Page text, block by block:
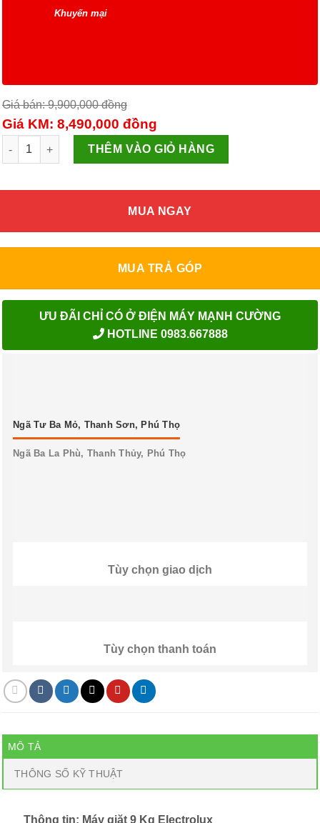
Khuyến mại
Giá bán: 9,900,000đồng
Giá KM: 8,490,000 đồng
Máy giặt 9 Kg Electrolux EWF9025BQWA Inverter số lượng
THÊM VÀO GIỎ HÀNG
MUA NGAY
MUA TRẢ GÓP
ƯU ĐÃI CHỈ CÓ Ở ĐIỆN MÁY MẠNH CƯỜNG
HOTLINE 0983.667888
Ngã Tư Ba Mỏ, Thanh Sơn, Phú Thọ
Ngã Ba La Phù, Thanh Thủy, Phú Thọ
Tùy chọn giao dịch
Tùy chọn thanh toán
MÔ TẢ
THÔNG SỐ KỸ THUẬT
Thông tin: Máy giặt 9 Kg Electrolux